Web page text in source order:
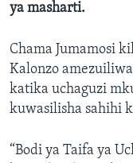
ya masharti.
Chama Jumamosi
Kalonzo
katika uchaguzi
kuwasilisha sahihi
“Bodi ya Taifa ya